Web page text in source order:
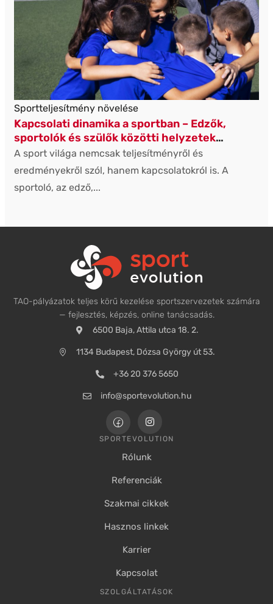
Sportteljesítmény növelése
Kapcsolati dinamika a sportban – Edzők,
sportolók és szülők közötti helyzetek
reflektív feldolgozása
A sport világa nemcsak teljesítményről és
eredményekről szól, hanem kapcsolatokról is. A
sportoló, az edző,...
TAO-pályázatok teljes körű kezelése sportszervezetek számára
— fejlesztés, képzés, online tanácsadás.
6500 Baja, Attila utca 18. 2.
1134 Budapest, Dózsa György út 53.
+36 20 376 5650
info@sportevolution.hu
SPORTEVOLUTION
Rólunk
Referenciák
Szakmai cikkek
Hasznos linkek
Karrier
Kapcsolat
SZOLGÁLTATÁSOK